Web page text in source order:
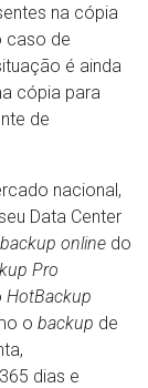
na cópia
caso de
é ainda
cópia para
de
nacional,
Data Center
backup online do
Pro
HotBackup
o backup de
dias e